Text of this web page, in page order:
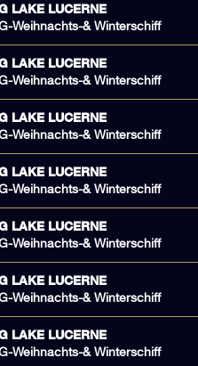
LAKE LUCERNE
Weihnachts-& Winterschiff
LAKE LUCERNE
Weihnachts-& Winterschiff
LAKE LUCERNE
Weihnachts-& Winterschiff
LAKE LUCERNE
Weihnachts-& Winterschiff
LAKE LUCERNE
Weihnachts-& Winterschiff
LAKE LUCERNE
Weihnachts-& Winterschiff
LAKE LUCERNE
Weihnachts-& Winterschiff